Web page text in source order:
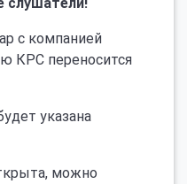
с компанией
КРС переносится
указана
можно